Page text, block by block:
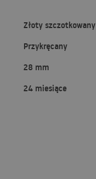
Złoty szczotkowany
Przykręcany
28 mm
24 miesiące